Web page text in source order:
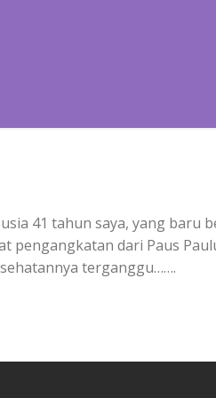
41 tahun saya, yang baru
pengangkatan dari Paus
terganggu…….